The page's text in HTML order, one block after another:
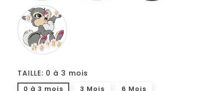
TAILLE: 0 à 3 mois
0 à 3 mois 3 Mois 6 Mois